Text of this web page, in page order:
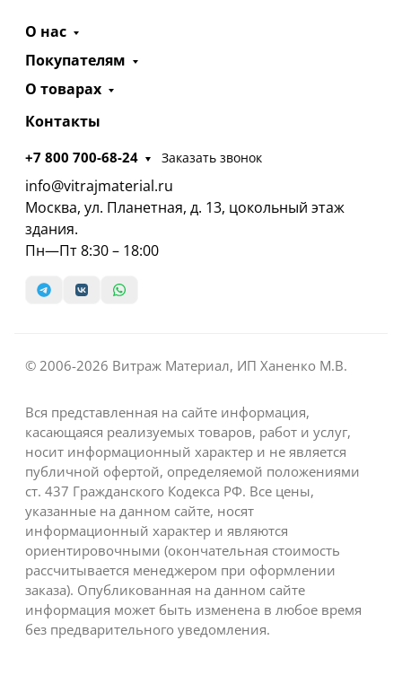
О нас
Покупателям
О товарах
Контакты
+7 800 700-68-24 Заказать звонок
info@vitrajmaterial.ru
Москва, ул. Планетная, д. 13, цокольный этаж
здания.
Пн—Пт 8:30 – 18:00
© 2006-2026 Витраж Материал, ИП Ханенко М.В.
Вся представленная на сайте информация,
касающаяся реализуемых товаров, работ и услуг,
носит информационный характер и не является
публичной офертой, определяемой положениями
ст. 437 Гражданского Кодекса РФ. Все цены,
указанные на данном сайте, носят
информационный характер и являются
ориентировочными (окончательная стоимость
рассчитывается менеджером при оформлении
заказа). Опубликованная на данном сайте
информация может быть изменена в любое время
без предварительного уведомления.